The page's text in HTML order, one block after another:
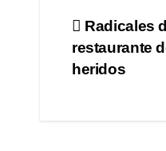
de
Radicales
restaurante
heridos